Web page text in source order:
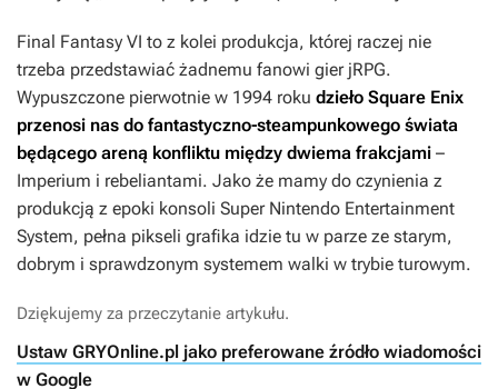
Final Fantasy VI to z kolei produkcja, której raczej nie
trzeba przedstawiać żadnemu fanowi gier jRPG.
Wypuszczone pierwotnie w 1994 roku dzieło Square Enix
przenosi nas do fantastyczno-steampunkowego świata
będącego areną konfliktu między dwiema frakcjami –
Imperium i rebeliantami. Jako że mamy do czynienia z
produkcją z epoki konsoli Super Nintendo Entertainment
System, pełna pikseli grafika idzie tu w parze ze starym,
dobrym i sprawdzonym systemem walki w trybie turowym.
Dziękujemy za przeczytanie artykułu.
Ustaw GRYOnline.pl jako preferowane źródło wiadomości
w Google